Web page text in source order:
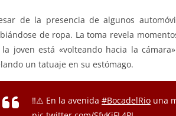
de la presencia de algunos
de ropa. La toma revela
joven está «volteando hacia la
un tatuaje en su estómago.
‼️⚠️ En la avenida #BocadelRio una